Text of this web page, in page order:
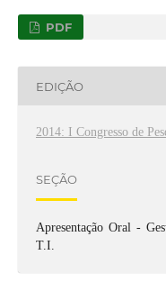
PDF
EDIÇÃO
2014: I Congresso de
SEÇÃO
Apresentação Oral -
T.I.